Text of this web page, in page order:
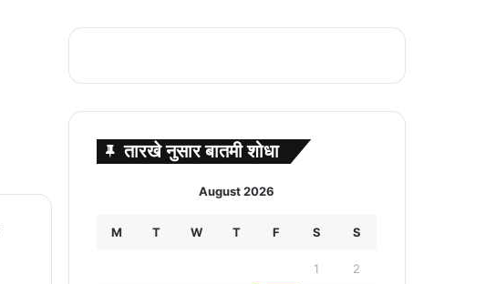
तारखे नुसार बातमी शोधा
August 2026
M T W T F S S
1 2